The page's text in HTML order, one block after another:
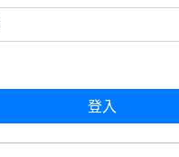
登入